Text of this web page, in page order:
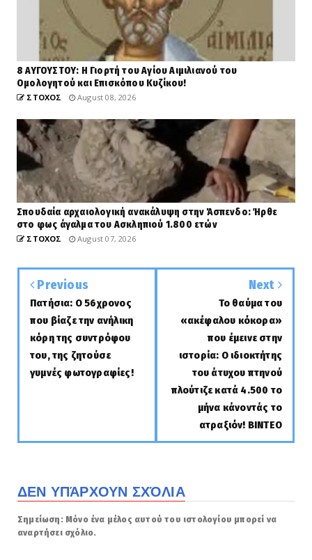
8 ΑΥΓΟΥΣΤΟΥ: Η Γιορτή του Αγίου Αιμιλιανού του
Ομολογητού και Επισκόπου Κυζίκου!
ΣΤΟΧΟΣ August 08, 2026
Σπουδαία αρχαιολογική ανακάλυψη στην Άσπενδο: Ήρθε
στο φως άγαλμα του Ασκληπιού 1.800 ετών
ΣΤΟΧΟΣ August 07, 2026
Previous
Πατήσια: Ο 56χρονος
που βίαζε την ανήλικη
κόρη της συντρόφου
του, της ζητούσε
γυμνές φωτογραφίες!
Next
Το θαύμα του
«ακέφαλου κόκορα»
που έμεινε στην
ιστορία: Ο ιδιοκτήτης
του άτυχου πτηνού
πλούτιζε κατά 4.500 το
μήνα κάνοντάς το
ατραξιόν! ΒΙΝΤΕΟ
ΔΕΝ ΥΠΆΡΧΟΥΝ ΣΧΌΛΙΑ
Σημείωση: Μόνο ένα μέλος αυτού του ιστολογίου μπορεί να
αναρτήσει σχόλιο.